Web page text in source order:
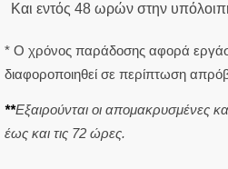
Και εντός 48 ωρών στην
* Ο χρόνος παράδοσης αφορά
διαφοροποιηθεί σε περίπτωση
**Εξαιρούνται οι απομακρυσμένες
έως και τις 72 ώρες.